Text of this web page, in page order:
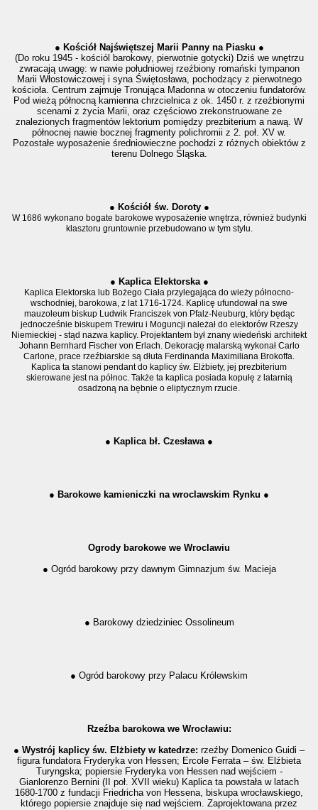
● Kościół Najświętszej Marii Panny na Piasku ●
(Do roku 1945 - kościól barokowy, pierwotnie gotycki) Dziś we wnętrzu
zwracają uwagę: w nawie południowej rzeźbiony romański tympanon
Marii Włostowiczowej i syna Świętosława, pochodzący z pierwotnego
kościoła. Centrum zajmuje Tronująca Madonna w otoczeniu fundatorów.
Pod wieżą północną kamienna chrzcielnica z ok. 1450 r. z rzeźbionymi
scenami z życia Marii, oraz częściowo zrekonstruowane ze
znalezionych fragmentów lektorium pomiędzy prezbiterium a nawą. W
północnej nawie bocznej fragmenty polichromii z 2. poł. XV w.
Pozostałe wyposażenie średniowieczne pochodzi z różnych obiektów z
terenu Dolnego Śląska.
● Kościół św. Doroty ●
W 1686 wykonano bogate barokowe wyposażenie wnętrza, również budynki
klasztoru gruntownie przebudowano w tym stylu.
● Kaplica Elektorska ●
Kaplica Elektorska lub Bożego Ciała przylegająca do wieży północno-
wschodniej, barokowa, z lat 1716-1724. Kaplicę ufundował na swe
mauzoleum biskup Ludwik Franciszek von Pfalz-Neuburg, który będąc
jednocześnie biskupem Trewiru i Moguncji należał do elektorów Rzeszy
Niemieckiej - stąd nazwa kaplicy. Projektantem był znany wiedeński architekt
Johann Bernhard Fischer von Erlach. Dekorację malarską wykonał Carlo
Carlone, prace rzeźbiarskie są dłuta Ferdinanda Maximiliana Brokoffa.
Kaplica ta stanowi pendant do kaplicy św. Elżbiety, jej prezbiterium
skierowane jest na północ. Także ta kaplica posiada kopułę z latarnią
osadzoną na bębnie o eliptycznym rzucie.
● Kaplica bł. Czesława ●
● Barokowe kamieniczki na wroclawskim Rynku ●
Ogrody barokowe we Wroclawiu
● Ogród barokowy przy dawnym Gimnazjum św. Macieja
● Barokowy dziedziniec Ossolineum
● Ogród barokowy przy Palacu Królewskim
Rzeźba barokowa we Wrocławiu:
● Wystrój kaplicy św. Elżbiety w katedrze: rzeźby Domenico Guidi –
figura fundatora Fryderyka von Hessen; Ercole Ferrata – św. Elźbieta
Turyngska; popiersie Fryderyka von Hessen nad wejściem -
Gianlorenzo Bernini (II poł. XVII wieku) Kaplica ta powstała w latach
1680-1700 z fundacji Friedricha von Hessena, biskupa wrocławskiego,
którego popiersie znajduje się nad wejściem. Zaprojektowana przez